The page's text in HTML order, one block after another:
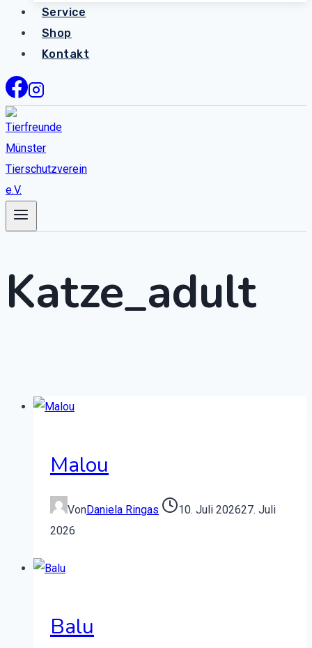
Service
Shop
Kontakt
Katze_adult
Malou
VonDaniela Ringas 10. Juli 202627. Juli
2026
Balu